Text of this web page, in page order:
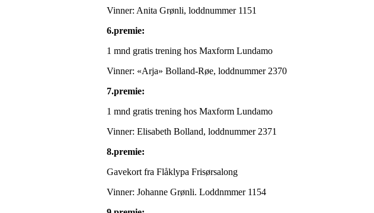
Vinner: Anita Grønli, loddnummer 1151
6.premie:
1 mnd gratis trening hos Maxform Lundamo
Vinner: «Arja» Bolland-Røe, loddnummer 2370
7.premie:
1 mnd gratis trening hos Maxform Lundamo
Vinner: Elisabeth Bolland, loddnummer 2371
8.premie:
Gavekort fra Flåklypa Frisørsalong
Vinner: Johanne Grønli. Loddnmmer 1154